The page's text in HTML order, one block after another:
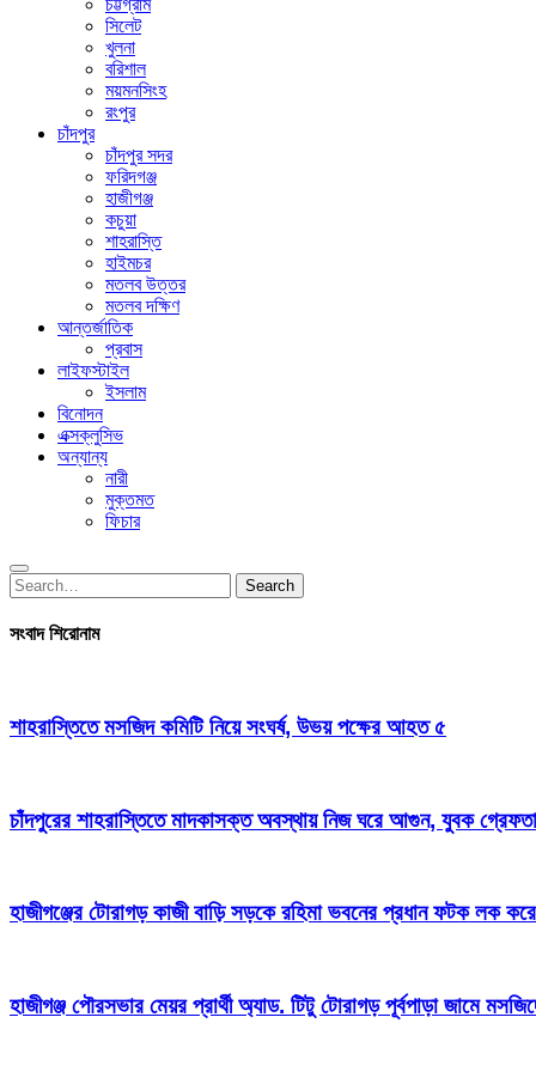
চট্টগ্রাম
সিলেট
খুলনা
বরিশাল
ময়মনসিংহ
রংপুর
চাঁদপুর
চাঁদপুর সদর
ফরিদগঞ্জ
হাজীগঞ্জ
কচুয়া
শাহরাস্তি
হাইমচর
মতলব উত্তর
মতলব দক্ষিণ
আন্তর্জাতিক
প্রবাস
লাইফস্টাইল
ইসলাম
বিনোদন
এক্সক্লুসিভ
অন্যান্য
নারী
মুক্তমত
ফিচার
Search
for:
Search
সংবাদ শিরোনাম
শাহরাস্তিতে মসজিদ কমিটি নিয়ে সংঘর্ষ, উভয় পক্ষের আহত ৫
চাঁদপুরের শাহরাস্তিতে মাদকাসক্ত অবস্থায় নিজ ঘরে আগুন, যুবক
হাজীগঞ্জের টোরাগড় কাজী বাড়ি সড়কে রহিমা ভবনের প্রধান ফটক লক করে
হাজীগঞ্জ পৌরসভার মেয়র প্রার্থী অ্যাড. টিটু টোরাগড় পূর্বপাড়া জামে